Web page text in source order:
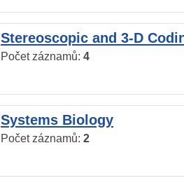
Stereoscopic and 3-D
Počet záznamů: 4
Systems Biology
Počet záznamů: 2